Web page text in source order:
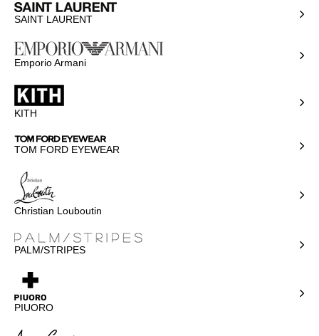
SAINT LAURENT
Emporio Armani
KITH
TOM FORD EYEWEAR
Christian Louboutin
PALM/STRIPES
PIUORO